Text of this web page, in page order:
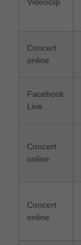
Concert
online
Facebook
Live
Concert
online
Concert
online